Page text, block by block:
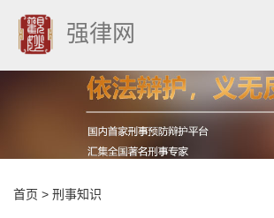
强律网
首页 > 刑事知识